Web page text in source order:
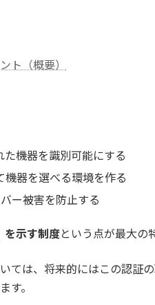
ト（概要）
機器を識別可能にする
器を選べる環境を作る
ー被害を防止する
を示す制度という点が最大の
ては、将来的にはこの認証
す。